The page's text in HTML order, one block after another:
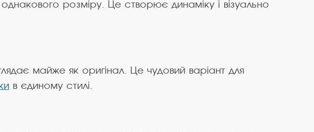
розміру. Це створює динаміку і візуально
майже як оригінал. Це чудовий варіант для
в єдиному стилі.